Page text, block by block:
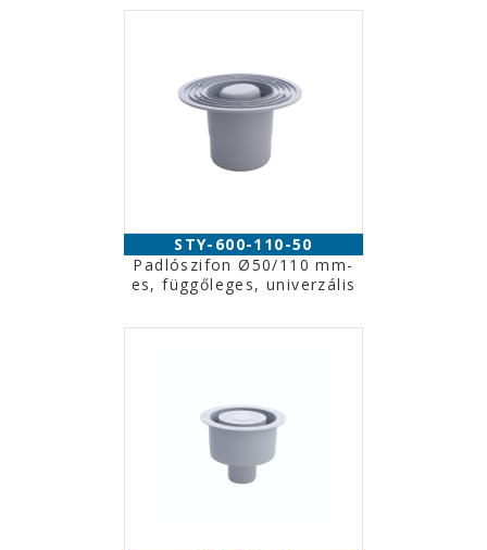
STY-600-110-50
Padlószifon Ø50/110 mm-
es, függőleges, univerzális